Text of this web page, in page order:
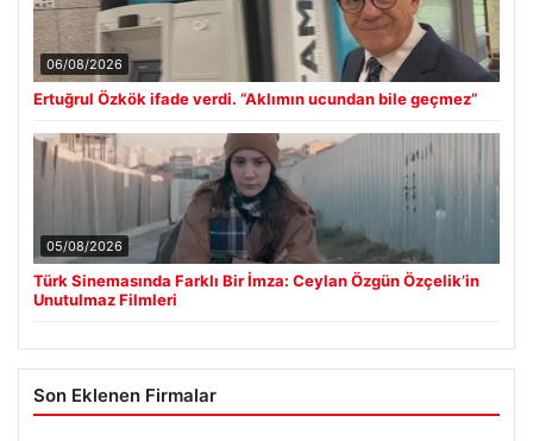
06/08/2026
Ertuğrul Özkök ifade verdi. “Aklımın ucundan bile geçmez”
05/08/2026
Türk Sinemasında Farklı Bir İmza: Ceylan Özgün Özçelik’in
Unutulmaz Filmleri
Son Eklenen Firmalar